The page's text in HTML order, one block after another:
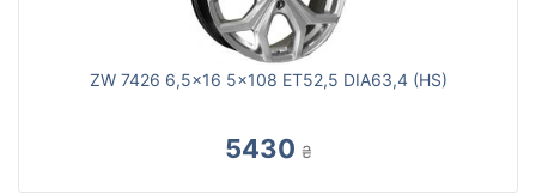
ZW 7426 6,5x16 5x108 ET52,5 DIA63,4 (HS)
5430 ₴